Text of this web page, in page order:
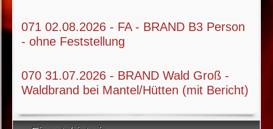
071 02.08.2026 - FA - BRAND B3 Person
- ohne Feststellung
070 31.07.2026 - BRAND Wald Groß -
Waldbrand bei Mantel/Hütten (mit Bericht)